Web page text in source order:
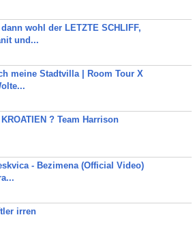
wohl der LETZTE SCHLIFF,
und...
meine Stadtvilla | Room Tour X
KROATIEN ? Team Harrison
- Bezimena (Official Video)
irren